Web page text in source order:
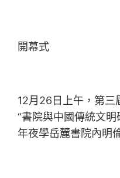
開幕式
12月26日上午，第三
“書院與中國傳統文
年夜學岳麓書院內明